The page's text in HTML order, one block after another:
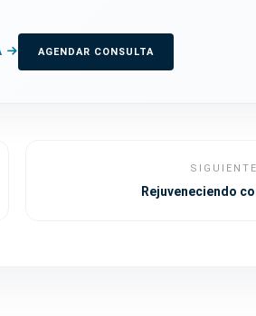
AGENDAR CONSULTA
Rejuveneciendo